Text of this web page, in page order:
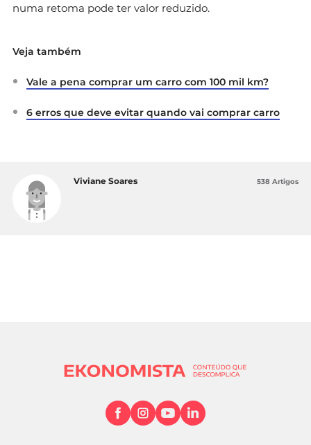
numa retoma pode ter valor reduzido.
Veja também
Vale a pena comprar um carro com 100 mil km?
6 erros que deve evitar quando vai comprar carro
Viviane Soares 538 Artigos